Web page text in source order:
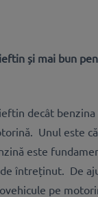
și mai bun
decât
Unul este
este
întreținut. De
pe